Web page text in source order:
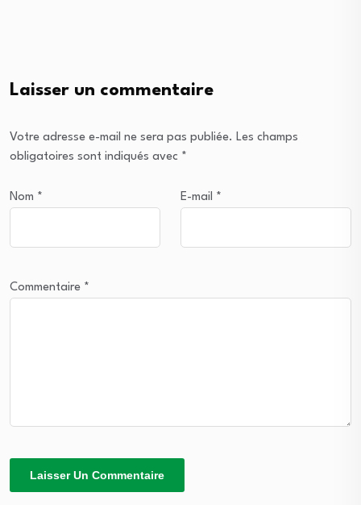
Laisser un commentaire
Votre adresse e-mail ne sera pas publiée. Les champs
obligatoires sont indiqués avec *
Nom * E-mail *
Commentaire *